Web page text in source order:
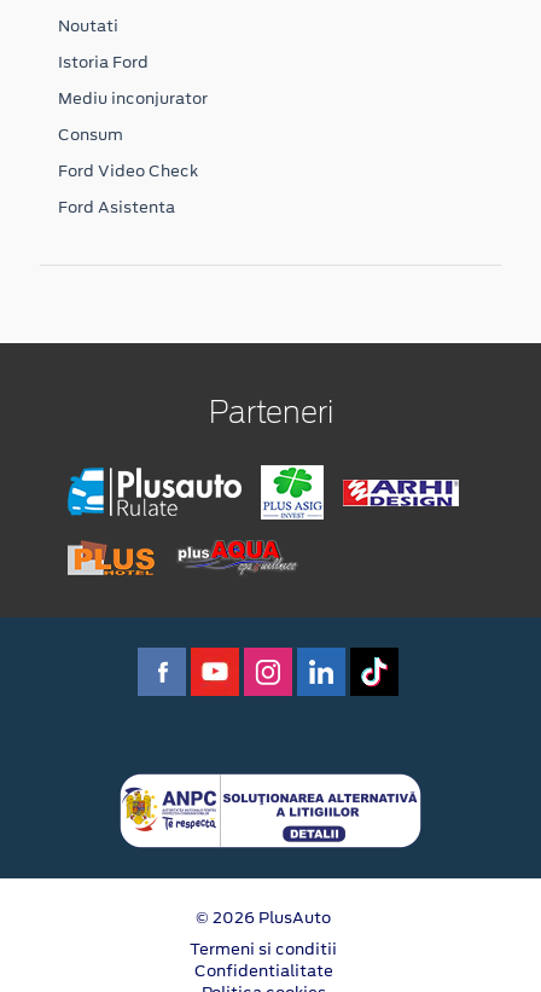
Noutati
Istoria Ford
Mediu inconjurator
Consum
Ford Video Check
Ford Asistenta
Parteneri
© 2026 PlusAuto
Termeni si conditii
Confidentialitate